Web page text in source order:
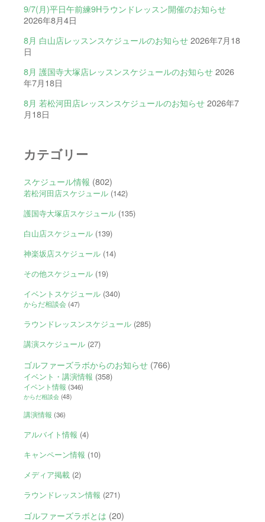
9/7(月)平日午前練9Hラウンドレッスン開催のお知らせ
2026年8月4日
8月 白山店レッスンスケジュールのお知らせ 2026年7月18
日
8月 護国寺大塚店レッスンスケジュールのお知らせ 2026
年7月18日
8月 若松河田店レッスンスケジュールのお知らせ 2026年7
月18日
カテゴリー
スケジュール情報 (802)
若松河田店スケジュール(142)
護国寺大塚店スケジュール(135)
白山店スケジュール(139)
神楽坂店スケジュール(14)
その他スケジュール(19)
イベントスケジュール(340)
からだ相談会(47)
ラウンドレッスンスケジュール(285)
講演スケジュール(27)
ゴルファーズラボからのお知らせ(766)
イベント・講演情報 (358)
イベント情報 (346)
からだ相談会(48)
講演情報 (36)
アルバイト情報 (4)
キャンペーン情報 (10)
メディア掲載(2)
ラウンドレッスン情報 (271)
ゴルファーズラボとは (20)